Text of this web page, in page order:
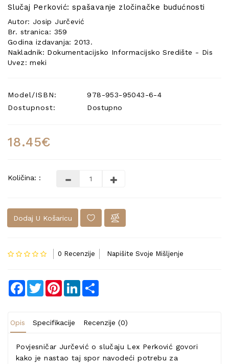
Slučaj Perković: spašavanje zločinačke budućnosti
Autor: Josip Jurčević
Br. stranica: 359
Godina izdavanja: 2013.
Nakladnik: Dokumentacijsko Informacijsko Središte - Dis
Uvez: meki
Model/ISBN:
978-953-95043-6-4
Dostupnost:
Dostupno
18.45€
Količina: :
Dodaj U Košaricu
0 Recenzije Napišite Svoje Mišljenje
Facebook
TwitterPinterestLinkedIn
Opis Specifikacije Recenzije (0)
Povjesničar Jurčević o slučaju Lex Perković govori
kako je nastao taj spor navodeći potrebu za